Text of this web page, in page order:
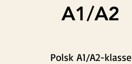
A1/A2
Polsk A1/A2-klasse